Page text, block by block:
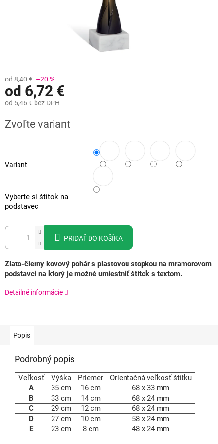
od 8,40 € –20 %
od 6,72 €
od 5,46 € bez DPH
cena:
Zvoľte variant
Variant
Vyberte si štítok na
podstavec
PRIDAŤ DO KOŠÍKA
Zlato-čierny kovový pohár s plastovou stopkou na mramorovom
podstavci na ktorý je možné umiestniť štítok s textom.
Detailné informácie
Popis
Podrobný popis
Veľkosť Výška Priemer
Orientačná veľkosť štítku
A
35 cm 16 cm
68 x 33 mm
B
33 cm 14 cm
68 x 24 mm
C
29 cm 12 cm
68 x 24 mm
D
27 cm 10 cm
58 x 24 mm
E
23 cm 8 cm 48 x 24 mm